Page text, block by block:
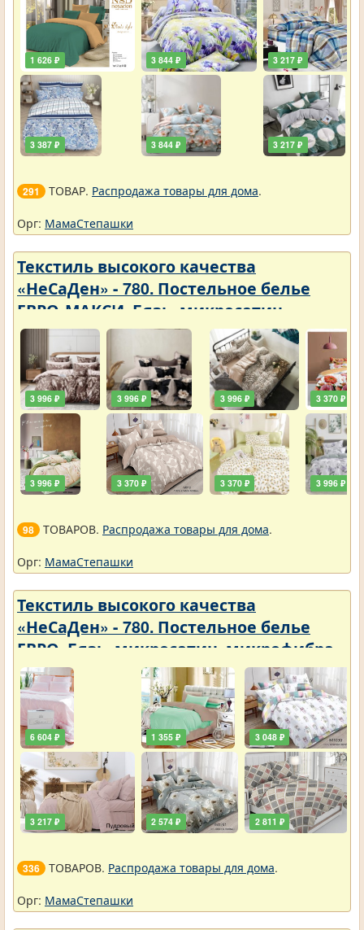
Цены упали
1 626 ₽
3 387 ₽
3 844 ₽
3 844 ₽
3 217 ₽
3 217 ₽
291 ТОВАР. Распродажа товары для дома.
Орг: МамаСтепашки
Текстиль высокого качества
«НеСаДен» - 780. Постельное белье
ЕВРО-МАКСИ. Бязь, микросатин,
микрофибра, перкаль, поплин, сатин.
Цены упали
3 996 ₽
3 996 ₽
3 996 ₽
3 370 ₽
3 996 ₽
3 370 ₽
3 370 ₽
3 996 ₽
98 ТОВАРОВ. Распродажа товары для дома.
Орг: МамаСтепашки
Текстиль высокого качества
«НеСаДен» - 780. Постельное белье
ЕВРО. Бязь, микросатин, микрофибра,
перкаль, поплин, сатин. Цены упали
6 604 ₽
3 217 ₽
1 355 ₽
2 574 ₽
3 048 ₽
2 811 ₽
336 ТОВАРОВ. Распродажа товары для дома.
Орг: МамаСтепашки